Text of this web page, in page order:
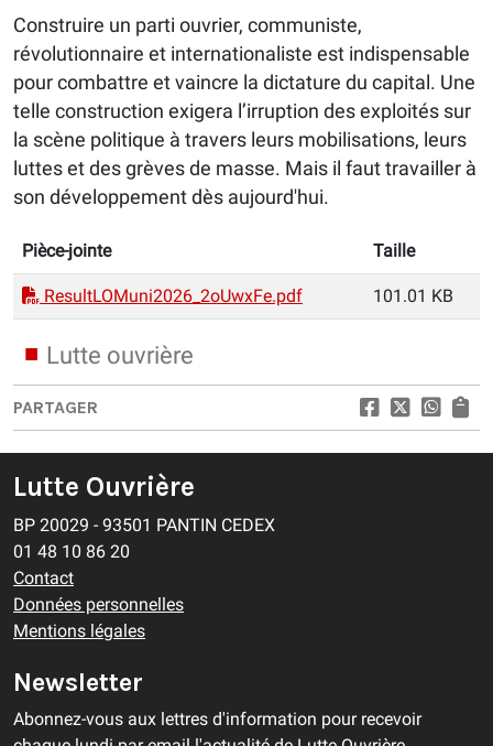
Construire un parti ouvrier, communiste,
révolutionnaire et internationaliste est indispensable
pour combattre et vaincre la dictature du capital. Une
telle construction exigera l’irruption des exploités sur
la scène politique à travers leurs mobilisations, leurs
luttes et des grèves de masse. Mais il faut travailler à
son développement dès aujourd'hui.
Pièce-jointe Taille
ResultLOMuni2026_2oUwxFe.pdf 101.01 KB
Lutte ouvrière
PARTAGER
Lutte Ouvrière
BP 20029 - 93501 PANTIN CEDEX
01 48 10 86 20
Contact
Données personnelles
Mentions légales
Newsletter
Abonnez-vous aux lettres d'information pour recevoir